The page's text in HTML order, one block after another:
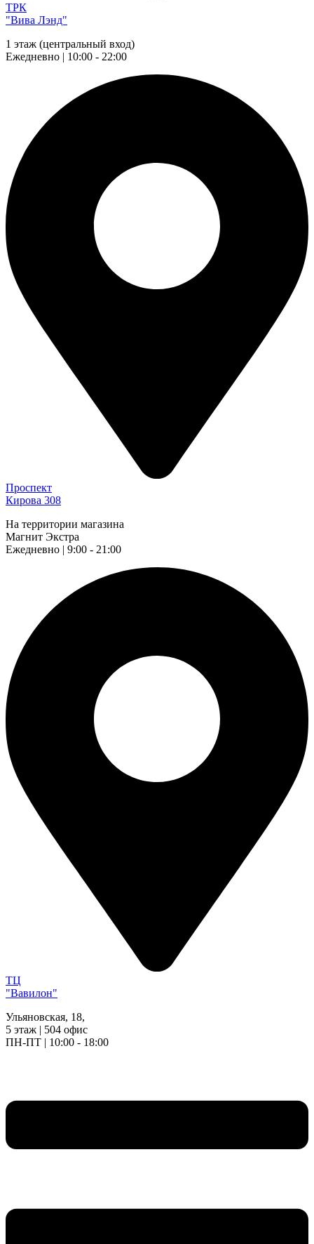
ТРК
"Вива Лэнд"
1 этаж (центральный вход)
Ежедневно | 10:00 - 22:00
Проспект
Кирова 308
На территории магазина
Магнит Экстра
Ежедневно | 9:00 - 21:00
ТЦ
"Вавилон"
Ульяновская, 18,
5 этаж | 504 офис
ПН-ПТ | 10:00 - 18:00